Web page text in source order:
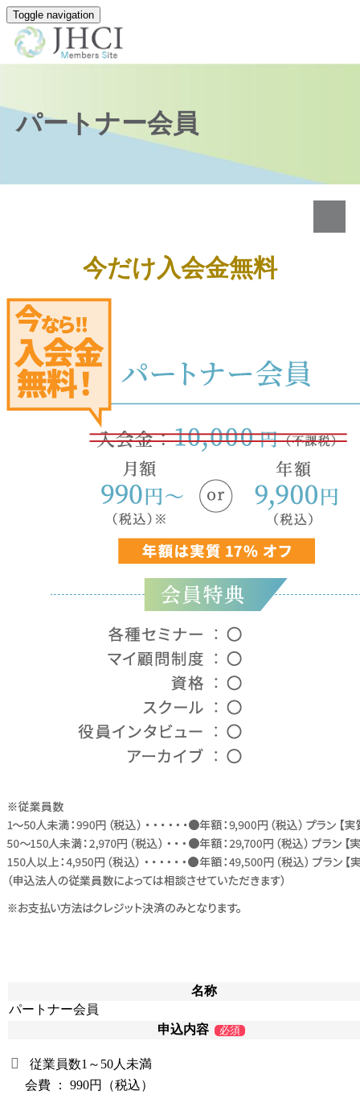
Toggle navigation
パートナー会員
今だけ入会金無料
名称
パートナー会員
申込内容
必須
従業員数1～50人未満
会費 ： 990円（税込）